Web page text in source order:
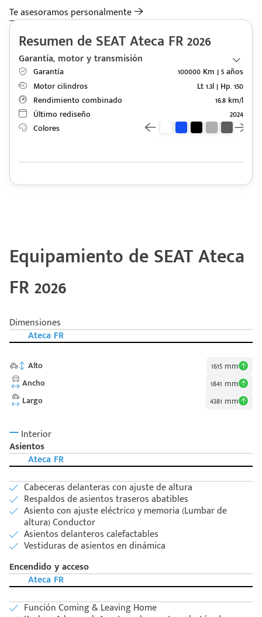
Te asesoramos personalmente
Resumen de SEAT Ateca FR 2026
Garantía, motor y transmisión
Garantía
100000 Km | 5 años
Motor cilindros
Lt 1.3l | Hp. 150
Rendimiento combinado
16.8 km/l
Último rediseño
2024
Colores
Equipamiento de SEAT Ateca
FR 2026
Dimensiones
Ateca FR
Alto
1615 mm
Ancho
1841 mm
Largo
4381 mm
Interior
Asientos
Ateca FR
Cabeceras delanteras con ajuste de altura
Respaldos de asientos traseros abatibles
Asiento con ajuste eléctrico y memoria (Lumbar de
altura) Conductor
Asientos delanteros calefactables
Vestiduras de asientos en dinámica
Encendido y acceso
Ateca FR
Función Coming & Leaving Home